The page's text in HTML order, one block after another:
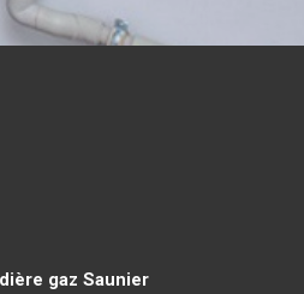
gaz Saunier